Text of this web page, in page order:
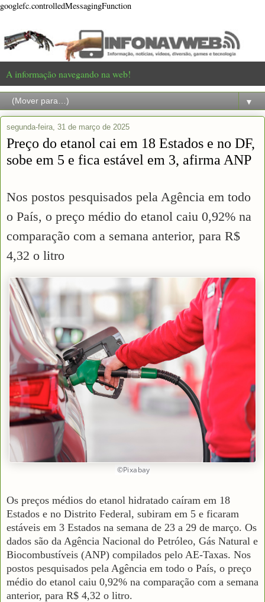
googlefc.controlledMessagingFunction
A informação navegando na web!
▼
segunda-feira, 31 de março de 2025
Preço do etanol cai em 18 Estados e no DF,
sobe em 5 e fica estável em 3, afirma ANP
Nos postos pesquisados pela Agência em todo
o País, o preço médio do etanol caiu 0,92% na
comparação com a semana anterior, para R$
4,32 o litro
©Pixabay
Os preços médios do etanol hidratado caíram em 18
Estados e no Distrito Federal, subiram em 5 e ficaram
estáveis em 3 Estados na semana de 23 a 29 de março. Os
dados são da Agência Nacional do Petróleo, Gás Natural e
Biocombustíveis (ANP) compilados pelo AE-Taxas. Nos
postos pesquisados pela Agência em todo o País, o preço
médio do etanol caiu 0,92% na comparação com a semana
anterior, para R$ 4,32 o litro.